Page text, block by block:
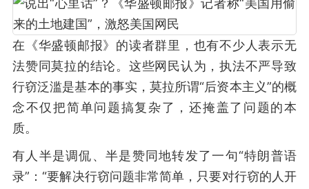
在《华盛顿邮报》的读者群里，也有不少人表示无
法赞同莫拉的结论。这些网民认为，执法不严导致
行窃泛滥是基本的事实，莫拉所谓“后资本主义”的概
念不仅把简单问题搞复杂了，还掩盖了问题的本
质。
有人半是调侃、半是赞同地转发了一句“特朗普语
录”：“要解决行窃问题非常简单，只要对行窃的人开